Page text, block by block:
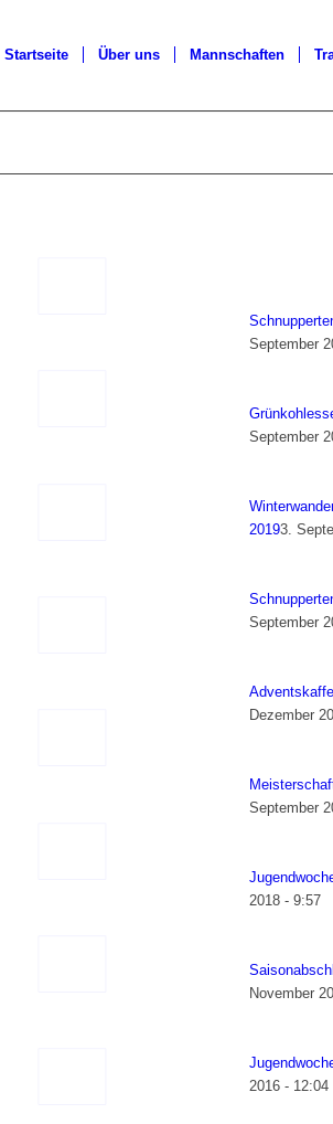
Startseite Über uns Mannschaften
September
September
20193.
September
Dezember
September
2018 - 9:57
November
2016 - 12:04